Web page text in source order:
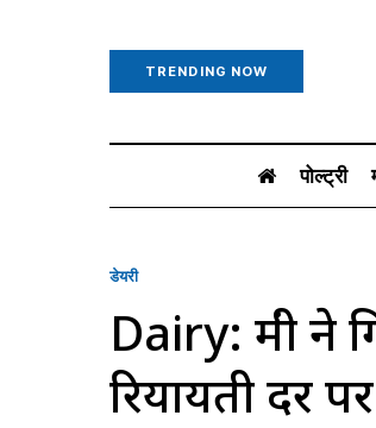
TRENDING NOW
पोल्ट्री
डेयरी
Dairy: मंत्री
रियायती दर